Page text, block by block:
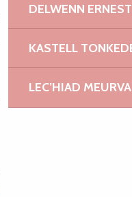
DELWENN
KASTELL
LEC’HIAD
Lanvellec